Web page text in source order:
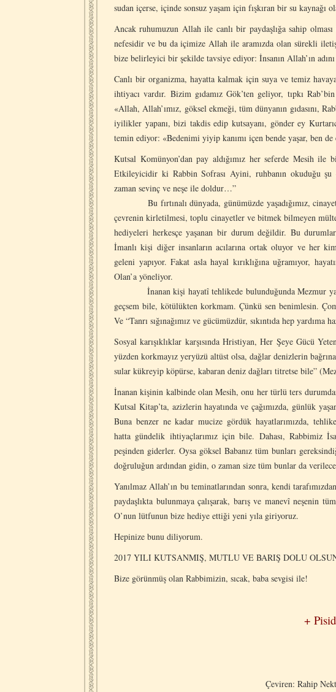
sudan içerse, içinde sonsuz yaşam için fışkıran bir su kaynağı
Ancak ruhumuzun Allah ile canlı bir paydaşlığa sahip
nefesidir ve bu da içimize Allah ile aramızda olan sürekli
bize belirleyici bir şekilde tavsiye ediyor: İnsanın Allah’ın
Canlı bir organizma, hayatta kalmak için suya ve temiz
ihtiyacı vardır. Bizim gıdamız Gök’ten geliyor, tıpkı
«Allah, Allah’ımız, göksel ekmeği, tüm dünyanın gıdasını,
iyilikler yapanı, bizi takdis edip kutsayanı, gönder ey
temin ediyor: «Bedenimi yiyip kanımı içen bende yaşar, ben
Kutsal Komünyon’dan pay aldığımız her seferde Mesih
Etkileyicidir ki Rabbin Sofrası Ayini, ruhbanın okuduğu
zaman sevinç ve neşe ile doldur…”
Bu fırtınalı dünyada, günümüzde yaşadığımız,
çevrenin kirletilmesi, toplu cinayetler ve bitmek bilmeyen
hediyeleri herkesçe yaşanan bir durum değildir. Bu
İmanlı kişi diğer insanların acılarına ortak oluyor ve her
geleni yapıyor. Fakat asla hayal kırıklığına uğramıyor,
Olan’a yöneliyor.
İnanan kişi hayatî tehlikede bulunduğunda Mezmur
geçsem bile, kötülükten korkmam. Çünkü sen benimlesin.
Ve “Tanrı sığınağımız ve gücümüzdür, sıkıntıda hep yardıma
Sosyal karışıklıklar karşısında Hristiyan, Her Şeye Gücü
yüzden korkmayız yeryüzü altüst olsa, dağlar denizlerin
sular kükreyip köpürse, kabaran deniz dağları titretse bile”
İnanan kişinin kalbinde olan Mesih, onu her türlü ters
Kutsal Kitap’ta, azizlerin hayatında ve çağımızda, günlük
Buna benzer ne kadar mucize gördük hayatlarımızda,
hatta gündelik ihtiyaçlarımız için bile. Dahası, Rabbimiz
peşinden giderler. Oysa göksel Babanız tüm bunları
doğruluğun ardından gidin, o zaman size tüm bunlar da
Yanılmaz Allah’ın bu teminatlarından sonra, kendi
paydaşlıkta bulunmaya çalışarak, barış ve manevî neşenin
O’nun lütfunun bize hediye ettiği yeni yıla giriyoruz.
Hepinize bunu diliyorum.
2017 YILI KUTSANMIŞ, MUTLU VE BARIŞ DOLU
Bize görünmüş olan Rabbimizin, sıcak, baba sevgisi ile!
+
Çeviren: Rahip